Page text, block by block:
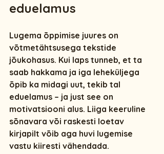
eduelamus
Lugema õppimise juures on
võtmetähtsusega tekstide
jõukohasus. Kui laps tunneb, et ta
saab hakkama ja iga leheküljega
õpib ka midagi uut, tekib tal
eduelamus – ja just see on
motivatsiooni alus. Liiga keeruline
sõnavara või raskesti loetav
kirjapilt võib aga huvi lugemise
vastu kiiresti vähendada.